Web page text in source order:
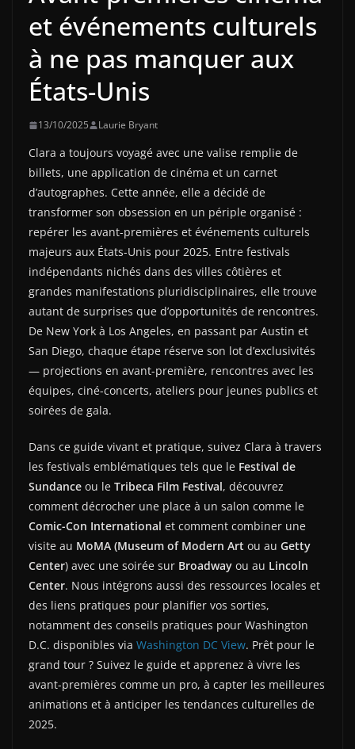
et événements culturels
à ne pas manquer aux
États-Unis
13/10/2025 Laurie Bryant
Clara a toujours voyagé avec une valise remplie de
billets, une application de cinéma et un carnet
d’autographes. Cette année, elle a décidé de
transformer son obsession en un périple organisé :
repérer les avant-premières et événements culturels
majeurs aux États-Unis pour 2025. Entre festivals
indépendants nichés dans des villes côtières et
grandes manifestations pluridisciplinaires, elle trouve
autant de surprises que d’opportunités de rencontres.
De New York à Los Angeles, en passant par Austin et
San Diego, chaque étape réserve son lot d’exclusivités
— projections en avant-première, rencontres avec les
équipes, ciné-concerts, ateliers pour jeunes publics et
soirées de gala.
Dans ce guide vivant et pratique, suivez Clara à travers
les festivals emblématiques tels que le Festival de
Sundance ou le Tribeca Film Festival, découvrez
comment décrocher une place à un salon comme le
Comic-Con International et comment combiner une
visite au MoMA (Museum of Modern Art ou au Getty
Center) avec une soirée sur Broadway ou au Lincoln
Center. Nous intégrons aussi des ressources locales et
des liens pratiques pour planifier vos sorties,
notamment des conseils pratiques pour Washington
D.C. disponibles via Washington DC View. Prêt pour le
grand tour ? Suivez le guide et apprenez à vivre les
avant-premières comme un pro, à capter les meilleures
animations et à anticiper les tendances culturelles de
2025.